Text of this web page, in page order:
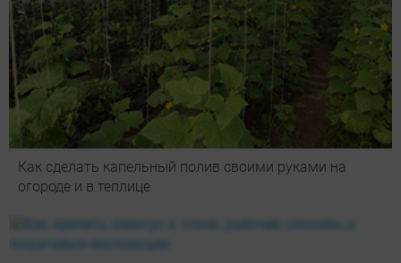
Как сделать капельный полив своими руками на
огороде и в теплице